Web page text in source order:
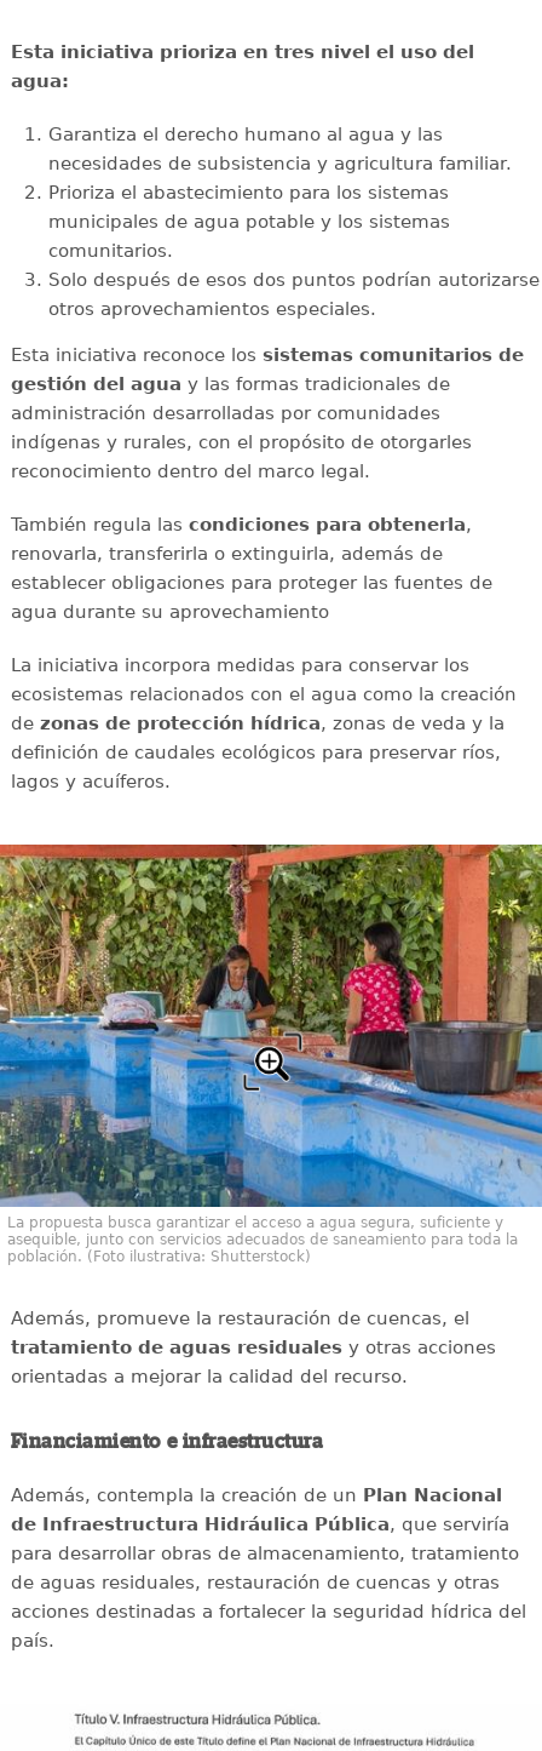
Esta iniciativa prioriza en tres nivel el uso del
agua:
Garantiza el derecho humano al agua y las
necesidades de subsistencia y agricultura familiar.
Prioriza el abastecimiento para los sistemas
municipales de agua potable y los sistemas
comunitarios.
Solo después de esos dos puntos podrían autorizarse
otros aprovechamientos especiales.
Esta iniciativa reconoce los sistemas comunitarios de
gestión del agua y las formas tradicionales de
administración desarrolladas por comunidades
indígenas y rurales, con el propósito de otorgarles
reconocimiento dentro del marco legal.
También regula las condiciones para obtenerla,
renovarla, transferirla o extinguirla, además de
establecer obligaciones para proteger las fuentes de
agua durante su aprovechamiento
La iniciativa incorpora medidas para conservar los
ecosistemas relacionados con el agua como la creación
de zonas de protección hídrica, zonas de veda y la
definición de caudales ecológicos para preservar ríos,
lagos y acuíferos.
La propuesta busca garantizar el acceso a agua segura, suficiente y
asequible, junto con servicios adecuados de saneamiento para toda la
población. (Foto ilustrativa: Shutterstock)
Además, promueve la restauración de cuencas, el
tratamiento de aguas residualesy otras acciones
orientadas a mejorar la calidad del recurso.
Financiamiento e infraestructura
Además, contempla la creación de un Plan Nacional
de Infraestructura Hidráulica Pública, que serviría
para desarrollar obras de almacenamiento, tratamiento
de aguas residuales, restauración de cuencas y otras
acciones destinadas a fortalecer la seguridad hídrica del
país.